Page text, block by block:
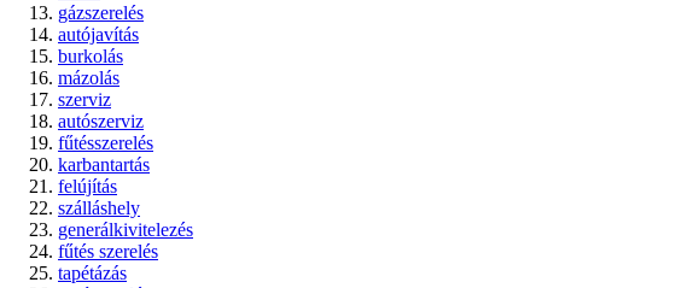
gázszerelés
autójavítás
burkolás
mázolás
szerviz
autószerviz
fűtésszerelés
karbantartás
felújítás
szálláshely
generálkivitelezés
fűtés szerelés
tapétázás